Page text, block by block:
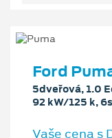
Ford
5dveřová, 1.0
92 kW/125 k,
Vaše cena s